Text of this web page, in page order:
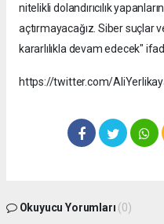
nitelikli dolandırıcılık
açtırmayacağız. Siber suçlar
kararlılıkla devam edecek"
https://twitter.com/
Okuyucu Yorumları (0)